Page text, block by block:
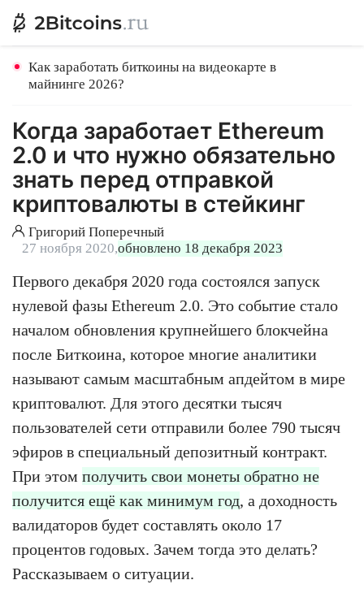
Как заработать биткоины на видеокарте в
майнинге 2026?
Когда заработает Ethereum
2.0 и что нужно обязательно
знать перед отправкой
криптовалюты в стейкинг
Григорий Поперечный
27 ноября 2020,обновлено 18 декабря 2023
Первого декабря 2020 года состоялся запуск
нулевой фазы Ethereum 2.0. Это событие стало
началом обновления крупнейшего блокчейна
после Биткоина, которое многие аналитики
называют самым масштабным апдейтом в мире
криптовалют. Для этого десятки тысяч
пользователей сети отправили более 790 тысяч
эфиров в специальный депозитный контракт.
При этом получить свои монеты обратно не
получится ещё как минимум год, а доходность
валидаторов будет составлять около 17
процентов годовых. Зачем тогда это делать?
Рассказываем о ситуации.